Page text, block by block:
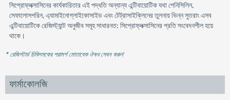
সিপ্রোফ্লক্সাসিনের কার্যকারিতার এই পদ্ধতি অন্যান্য এন্টিবায়োটিক যথা পেনিসিলিন,
সেফালোসপরিন, এ্যামাইনোগ্লাইকোসাইড এবং টেট্রাসাইক্লিনের তুলনায় ভিন্ন সুতরাং এসব
এন্টিবায়োটিকে রেজিস্ট্যান্ট অনুজীব সমূহ সাধারনত: সিপ্রোফ্লক্সাসিনের প্রতি সংবেদনশীল হয়ে
থাকে।
* রেজিস্টার্ড চিকিৎসকের পরামর্শ মোতাবেক ঔষধ সেবন করুন'
ফার্মাকোলজি